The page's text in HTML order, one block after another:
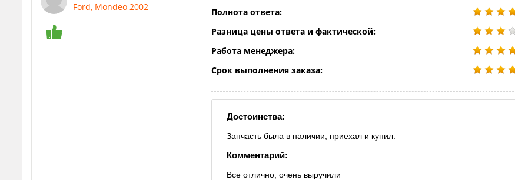
Ford, Mondeo 2002
Полнота ответа:
Разница цены ответа и фактической:
Работа менеджера:
Срок выполнения заказа:
Достоинства:
Запчасть была в наличии, приехал и купил.
Комментарий:
Все отлично, очень выручили